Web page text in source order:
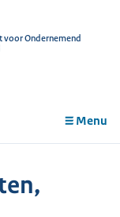
voor Ondernemend
Menu